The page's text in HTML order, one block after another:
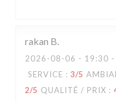
rakan B
2026-08-06 - 19:30 -
SERVICE : 3/5
2/5 QUALITÉ / PRIX :